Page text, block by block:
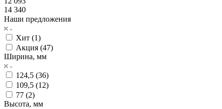
14 340
Наши предложения
Хит (1)
Акция (47)
Ширина, мм
124,5 (36)
109,5 (12)
77 (2)
Высота, мм